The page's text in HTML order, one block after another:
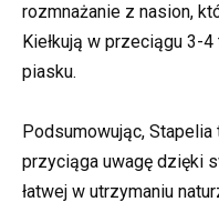
rozmnażanie z nasion,
Kiełkują w przeciągu 3-
piasku.
Podsumowując,
przyciąga uwagę dzięki
łatwej w utrzymaniu